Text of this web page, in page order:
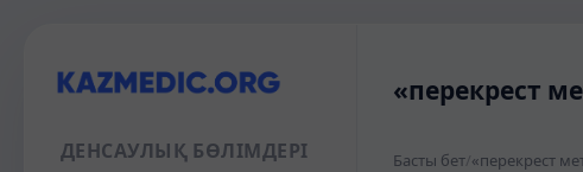
ДЕНСАУЛЫҚ БӨЛІМДЕРІ
«перекрест
Басты бет/«перекрест